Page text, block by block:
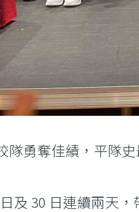
隊勇奪佳績，平隊
及 30 日連續兩天